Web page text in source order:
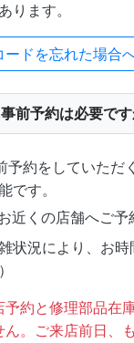
ります。
ードを忘れた場合
前予約は必要で
予約をしていただ
です。
近くの店舗へご予
状況により、お時
予約と修理部品在
。ご来店前日、